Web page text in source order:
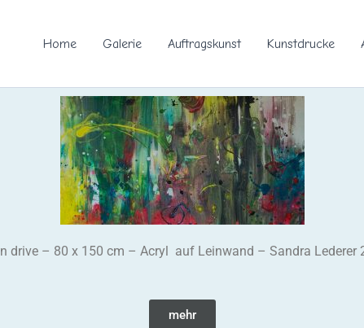
Home Galerie Auftragskunst Kunstdrucke
drive – 80 x 150 cm – Acryl auf Leinwand – Sandra Lederer
mehr